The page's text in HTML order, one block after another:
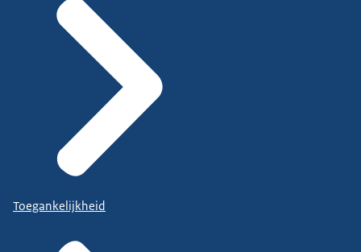
Toegankelijkheid